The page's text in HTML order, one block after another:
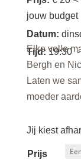
jouw budget
Datum:
Tijd: 19:30
Elke volle
Bergh en
Laten we
moeder
Jij kiest
Prijs